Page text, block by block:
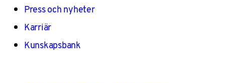
Press och nyheter
Karriär
Kunskapsbank